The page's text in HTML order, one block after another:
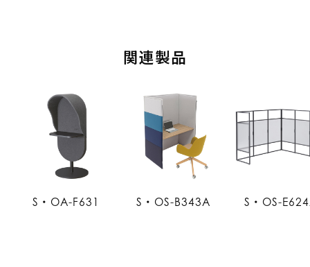
関連製品
S・OA-F631 S・OS-B343A S・OS-